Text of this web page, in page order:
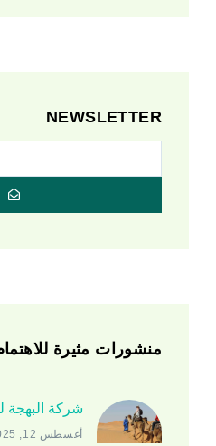
NEWSLETTER
منشورات مثيرة
شركة البهجة
أغسطس 12, 2025